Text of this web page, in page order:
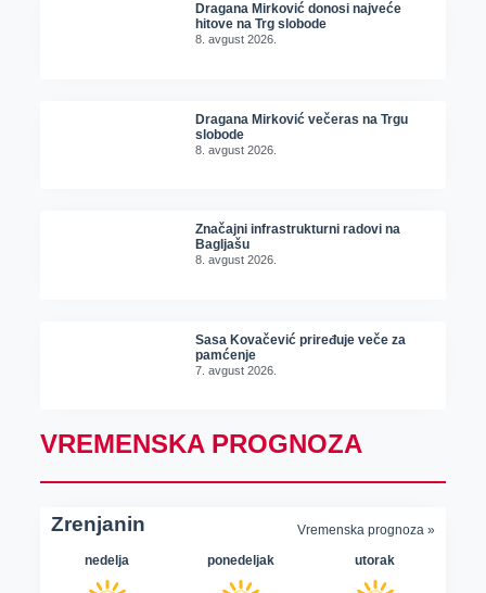
Dragana Mirković donosi najveće
hitove na Trg slobode
8. avgust 2026.
Dragana Mirković večeras na Trgu
slobode
8. avgust 2026.
Značajni infrastrukturni radovi na
Bagljašu
8. avgust 2026.
Sasa Kovačević priređuje veče za
pamćenje
7. avgust 2026.
VREMENSKA PROGNOZA